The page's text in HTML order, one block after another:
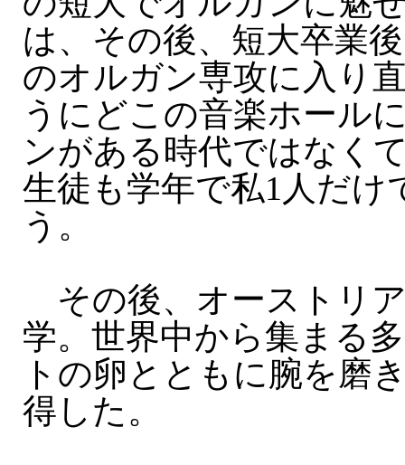
は、その後、短大卒業
のオルガン専攻に入り
うにどこの音楽ホール
ンがある時代ではなく
生徒も学年で私1人だけ
う。
その後、オーストリ
学。世界中から集まる
トの卵とともに腕を磨
得した。